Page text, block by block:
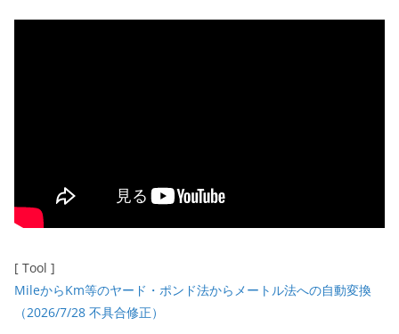
[ Tool ]
MileからKm等のヤード・ポンド法からメートル法への自動変換
（2026/7/28 不具合修正）